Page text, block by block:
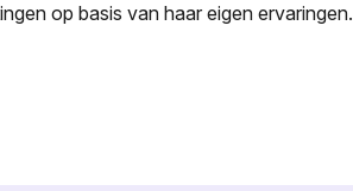
op basis van haar eigen ervaringen.